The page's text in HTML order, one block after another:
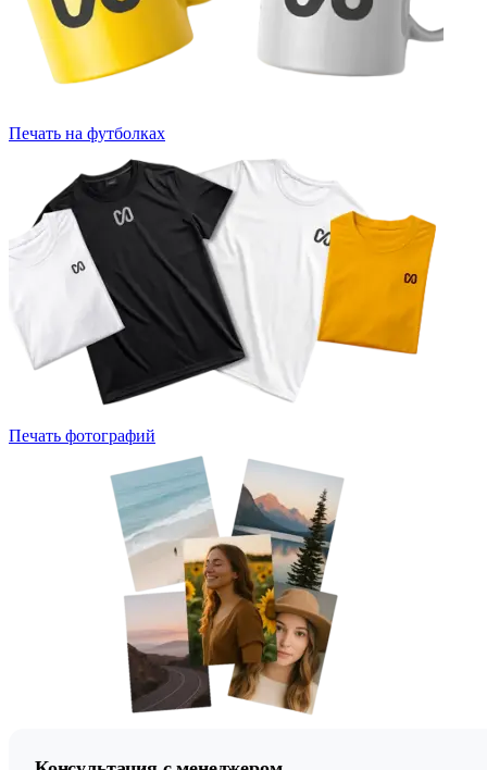
Печать на футболках
Печать фотографий